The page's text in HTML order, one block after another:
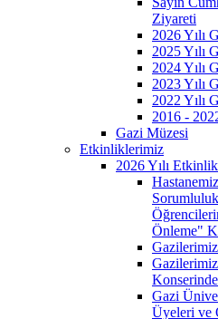
Ziyareti
2026 Yılı
2025 Yılı
2024 Yılı
2023 Yılı
2022 Yılı
2016 -
Gazi Müzesi
Etkinliklerimiz
2026 Yılı
Önleme"
Gazi
Üyeleri ve